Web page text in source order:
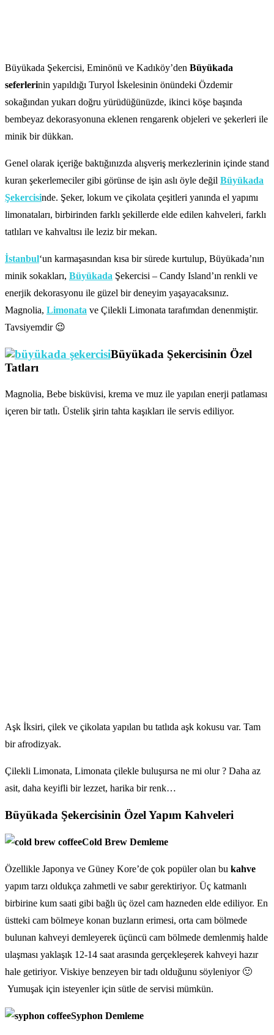
Büyükada Şekercisi, Eminönü ve Kadıköy’den Büyükada
seferlerinin yapıldığı Turyol İskelesinin önündeki Özdemir
sokağından yukarı doğru yürüdüğünüzde, ikinci köşe başında
bembeyaz dekorasyonuna eklenen rengarenk objeleri ve şekerleri ile
minik bir dükkan.
Genel olarak içeriğe baktığınızda alışveriş merkezlerinin içinde stand
kuran şekerlemeciler gibi görünse de işin aslı öyle değil Büyükada
Şekercisinde. Şeker, lokum ve çikolata çeşitleri yanında el yapımı
limonataları, birbirinden farklı şekillerde elde edilen kahveleri, farklı
tatlıları ve kahvaltısı ile leziz bir mekan.
İstanbul‘un karmaşasından kısa bir sürede kurtulup, Büyükada’nın
minik sokakları, Büyükada Şekercisi – Candy Island’ın renkli ve
enerjik dekorasyonu ile güzel bir deneyim yaşayacaksınız.
Magnolia, Limonata ve Çilekli Limonata tarafımdan denenmiştir.
Tavsiyemdir 😉
Büyükada Şekercisinin Özel
Tatları
Magnolia, Bebe bisküvisi, krema ve muz ile yapılan enerji patlaması
içeren bir tatlı. Üstelik şirin tahta kaşıkları ile servis ediliyor.
Aşk İksiri, çilek ve çikolata yapılan bu tatlıda aşk kokusu var. Tam
bir afrodizyak.
Çilekli Limonata, Limonata çilekle buluşursa ne mi olur ? Daha az
asit, daha keyifli bir lezzet, harika bir renk…
Büyükada Şekercisinin Özel Yapım Kahveleri
Cold Brew Demleme
Özellikle Japonya ve Güney Kore’de çok popüler olan bu kahve
yapım tarzı oldukça zahmetli ve sabır gerektiriyor. Üç katmanlı
birbirine kum saati gibi bağlı üç özel cam hazneden elde ediliyor. En
üstteki cam bölmeye konan buzların erimesi, orta cam bölmede
bulunan kahveyi demleyerek üçüncü cam bölmede demlenmiş halde
ulaşması yaklaşık 12-14 saat arasında gerçekleşerek kahveyi hazır
hale getiriyor. Viskiye benzeyen bir tadı olduğunu söyleniyor 🙂
Yumuşak için isteyenler için sütle de servisi mümkün.
Syphon Demleme